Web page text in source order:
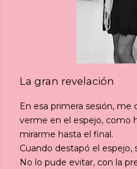
La gran revelación
En esa primera sesión, me
verme en el espejo, como
mirarme hasta el final.
Cuando destapó el espejo,
No lo pude evitar, con la